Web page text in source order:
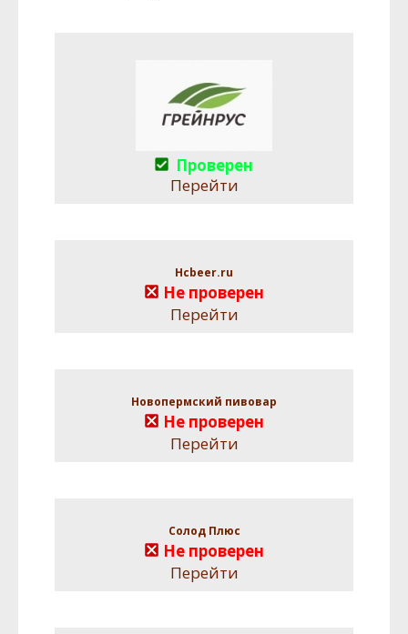
Проверен
Перейти
Hcbeer.ru
Не проверен
Перейти
Новопермский пивовар
Не проверен
Перейти
Солод Плюс
Не проверен
Перейти